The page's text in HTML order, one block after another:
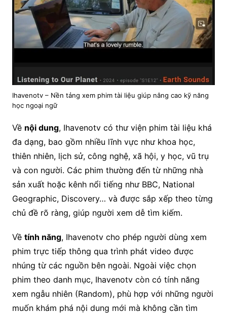
Ihavenotv – Nền tảng xem phim tài liệu giúp nâng cao kỹ năng
học ngoại ngữ
Về nội dung, Ihavenotv có thư viện phim tài liệu khá
đa dạng, bao gồm nhiều lĩnh vực như khoa học,
thiên nhiên, lịch sử, công nghệ, xã hội, y học, vũ trụ
và con người. Các phim thường đến từ những nhà
sản xuất hoặc kênh nổi tiếng như BBC, National
Geographic, Discovery… và được sắp xếp theo từng
chủ đề rõ ràng, giúp người xem dễ tìm kiếm.
Về tính năng, Ihavenotv cho phép người dùng xem
phim trực tiếp thông qua trình phát video được
nhúng từ các nguồn bên ngoài. Ngoài việc chọn
phim theo danh mục, Ihavenotv còn có tính năng
xem ngẫu nhiên (Random), phù hợp với những người
muốn khám phá nội dung mới mà không cần tìm